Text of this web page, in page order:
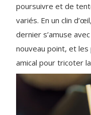
poursuivre et de
variés. En un clin
dernier s’amuse
nouveau point, et
amical pour tricoter